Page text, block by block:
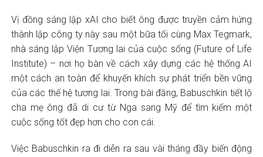
Vị đồng sáng lập xAI cho biết ông được truyền cảm hứng
thành lập công ty này sau một bữa tối cùng Max Tegmark,
nhà sáng lập Viện Tương lai của cuộc sống (Future of Life
Institute) – nơi họ bàn về cách xây dựng các hệ thống AI
một cách an toàn để khuyến khích sự phát triển bền vững
của các thế hệ tương lai. Trong bài đăng, Babuschkin tiết lộ
cha mẹ ông đã di cư từ Nga sang Mỹ để tìm kiếm một
cuộc sống tốt đẹp hơn cho con cái.
Việc Babuschkin ra đi diễn ra sau vài tháng đầy biến động